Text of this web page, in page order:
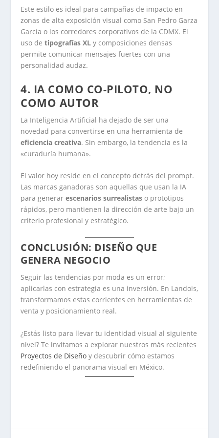
Este estilo es ideal para campañas de impacto en
zonas de alta exposición visual como San Pedro Garza
García o los corredores corporativos de la CDMX. El
uso detipografías XL y composiciones densas
permite comunicar mensajes fuertes con una
personalidad audaz.
4. IA COMO CO-PILOTO, NO
COMO AUTOR
La Inteligencia Artificial ha dejado de ser una
novedad para convertirse en una herramienta de
eficiencia creativa. Sin embargo, la tendencia es la
«curaduría humana».
El valor hoy reside en el concepto detrás del prompt.
Las marcas ganadoras son aquellas que usan la IA
para generarescenarios surrealistas o prototipos
rápidos, pero mantienen la dirección de arte bajo un
criterio profesional y estratégico.
CONCLUSIÓN: DISEÑO QUE
GENERA NEGOCIO
Seguir las tendencias por moda es un error;
aplicarlas con estrategia es una inversión. En Landois,
transformamos estas corrientes en herramientas de
venta y posicionamiento real.
¿Estás listo para llevar tu identidad visual al siguiente
nivel? Te invitamos a explorar nuestros más recientes
Proyectos de Diseño y descubrir cómo estamos
redefiniendo el panorama visual en México.